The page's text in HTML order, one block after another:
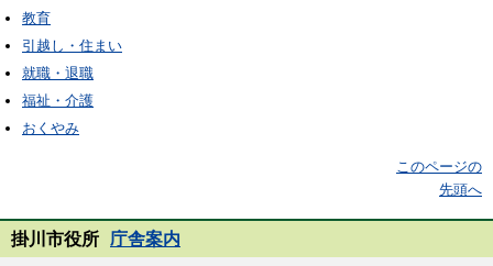
教育
引越し・住まい
就職・退職
福祉・介護
おくやみ
このページの
先頭へ
掛川市役所 庁舎案内